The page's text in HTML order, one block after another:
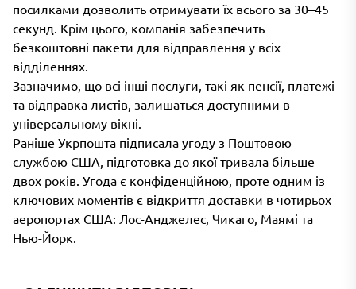
посилками дозволить отримувати їх всього за 30–45
секунд. Крім цього, компанія забезпечить
безкоштовні пакети для відправлення у всіх
відділеннях.
Зазначимо, що всі інші послуги, такі як пенсії, платежі
та відправка листів, залишаться доступними в
універсальному вікні.
Раніше Укрпошта підписала угоду з Поштовою
службою США, підготовка до якої тривала більше
двох років. Угода є конфіденційною, проте одним із
ключових моментів є відкриття доставки в чотирьох
аеропортах США: Лос-Анджелес, Чикаго, Маямі та
Нью-Йорк.